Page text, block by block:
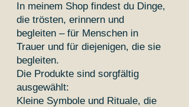
In meinem Shop findest du Dinge,
die trösten, erinnern und
begleiten – für Menschen in
Trauer und für diejenigen, die sie
begleiten.
Die Produkte sind sorgfältig
ausgewählt:
Kleine Symbole und Rituale, die